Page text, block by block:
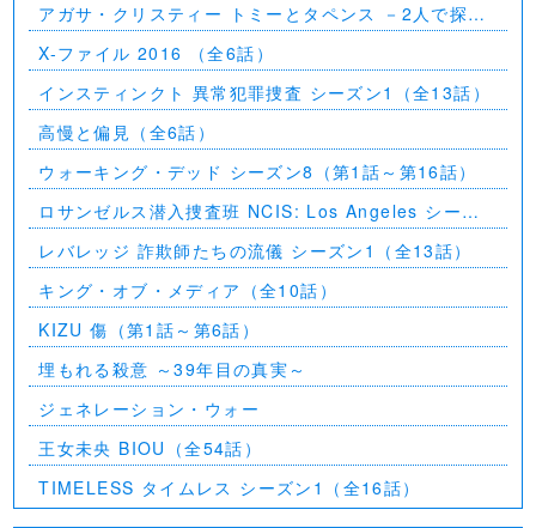
アガサ・クリスティー トミーとタペンス －2人で探偵
を－
X-ファイル 2016 （全6話）
インスティンクト 異常犯罪捜査 シーズン1（全13話）
高慢と偏見（全6話）
ウォーキング・デッド シーズン8（第1話～第16話）
ロサンゼルス潜入捜査班 NCIS: Los Angeles シーズ
ン5（第2話～第24話）
レバレッジ 詐欺師たちの流儀 シーズン1（全13話）
キング・オブ・メディア（全10話）
KIZU 傷（第1話～第6話）
埋もれる殺意 ～39年目の真実～
ジェネレーション・ウォー
王女未央 BIOU（全54話）
TIMELESS タイムレス シーズン1（全16話）